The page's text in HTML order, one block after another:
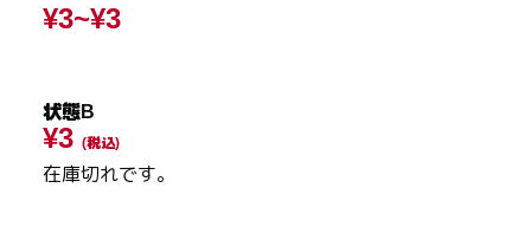
¥3~¥3
状態B
¥3 (税込)
在庫切れです。